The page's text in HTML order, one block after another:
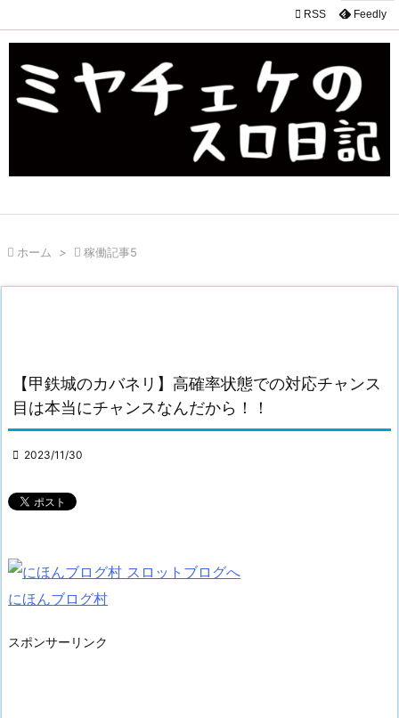
 RSS Feedly
 ホーム >  稼働記事5
【甲鉄城のカバネリ】高確率状態での対応チャンス
目は本当にチャンスなんだから！！
 2023/11/30
にほんブログ村
スポンサーリンク